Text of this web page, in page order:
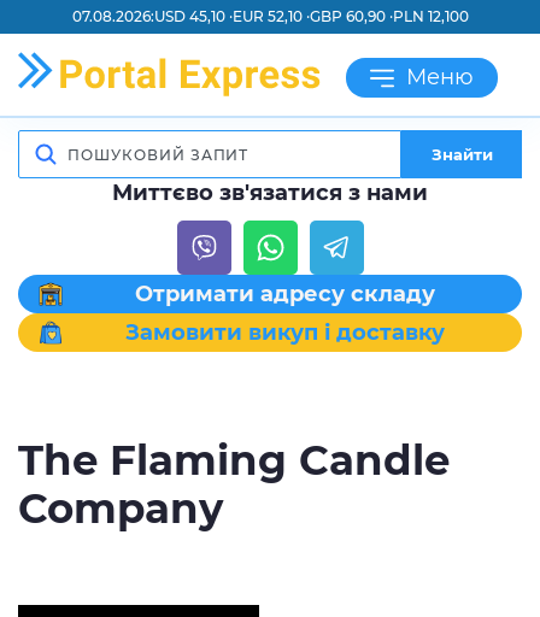
07.08.2026:USD 45,10 ·EUR 52,10 ·GBP 60,90 ·PLN 12,100
Меню
Знайти
Миттєво зв'язатися з нами
Отримати адресу складу
Замовити викуп і доставку
The Flaming Candle
Company